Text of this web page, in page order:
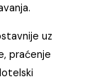
uz
praćenje